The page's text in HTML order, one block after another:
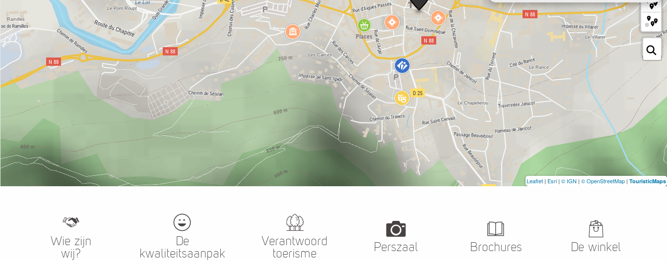
Leaflet | Esri | © IGN | © OpenStreetMap | TouristicMaps
Wie zijn
wij?
De
kwaliteitsaanpak
Verantwoord
toerisme
Perszaal Brochures De winkel